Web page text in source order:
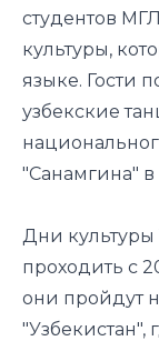
студентов
культуры,
языке. Гости
узбекские
"Санамгина"
Дни культуры
проходить с
они пройдут
"Узбекистан",